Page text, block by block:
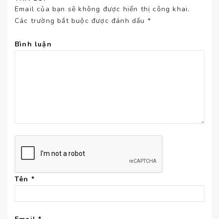
Email của bạn sẽ không được hiển thị công khai.
Các trường bắt buộc được đánh dấu *
Bình luận
Tên *